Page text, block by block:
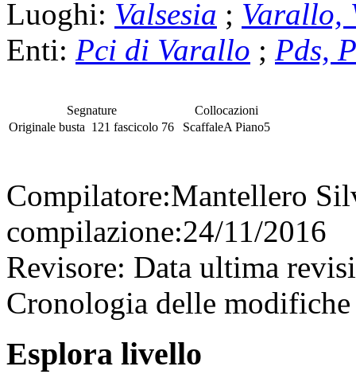
Luoghi: Valsesia ; Varallo,
Enti: Pci di Varallo ; Pds,
Segnature
Originale busta 121 fascicolo 76
Collocazioni
ScaffaleA Piano5
Compilatore:Mantellero
compilazione:24/11/2016
Revisore: Data ultima
Cronologia delle
Esplora livello